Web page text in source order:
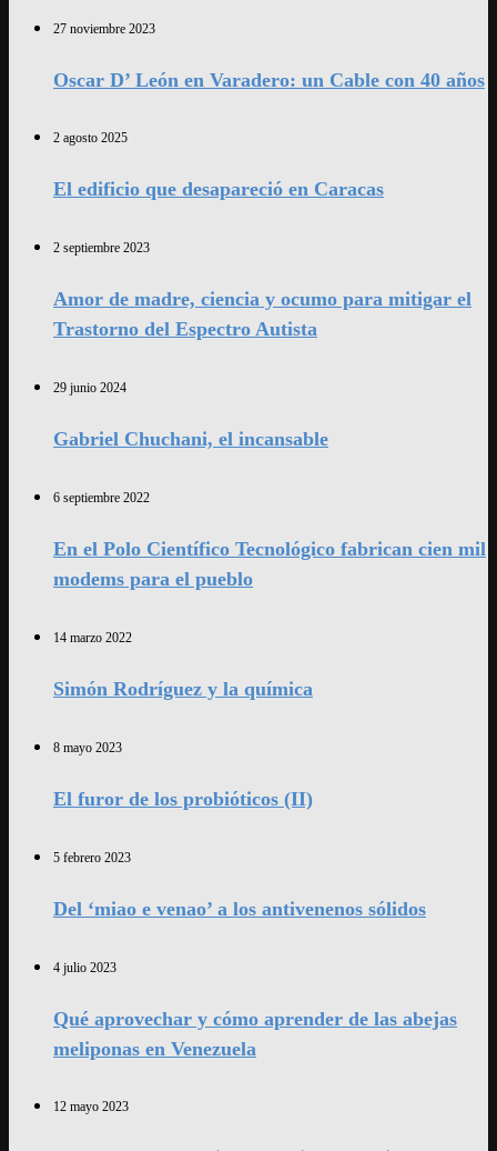
27 noviembre 2023
Oscar D’ León en Varadero: un Cable con 40 años
2 agosto 2025
El edificio que desapareció en Caracas
2 septiembre 2023
Amor de madre, ciencia y ocumo para mitigar el
Trastorno del Espectro Autista
29 junio 2024
Gabriel Chuchani, el incansable
6 septiembre 2022
En el Polo Científico Tecnológico fabrican cien mil
modems para el pueblo
14 marzo 2022
Simón Rodríguez y la química
8 mayo 2023
El furor de los probióticos (II)
5 febrero 2023
Del ‘miao e venao’ a los antivenenos sólidos
4 julio 2023
Qué aprovechar y cómo aprender de las abejas
meliponas en Venezuela
12 mayo 2023